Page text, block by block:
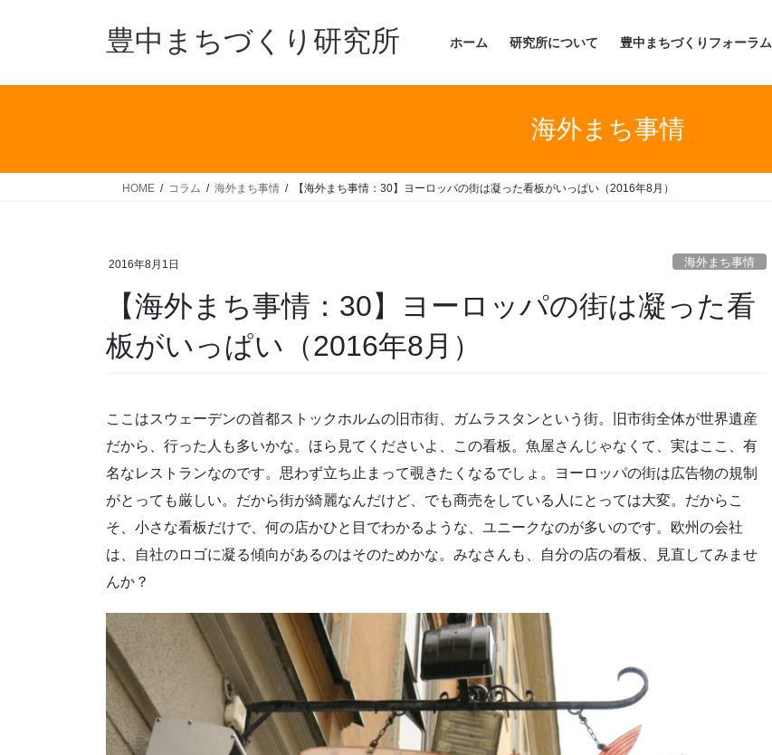
豊中まちづくり研究所 ホーム 研究所について 豊中まちづくりフォーラム
海外まち事情
HOME コラム 海外まち事情 【海外まち事情：30】ヨーロッパの街は凝った看板がいっぱい（2016年8月）
2016年8月1日 海外まち事情
【海外まち事情：30】ヨーロッパの街は凝った看
板がいっぱい（2016年8月）
ここはスウェーデンの首都ストックホルムの旧市街、ガムラスタンという街。旧市街全体が世界遺産
だから、行った人も多いかな。ほら見てくださいよ、この看板。魚屋さんじゃなくて、実はここ、有
名なレストランなのです。思わず立ち止まって覗きたくなるでしょ。ヨーロッパの街は広告物の規制
がとっても厳しい。だから街が綺麗なんだけど、でも商売をしている人にとっては大変。だからこ
そ、小さな看板だけで、何の店かひと目でわかるような、ユニークなのが多いのです。欧州の会社
は、自社のロゴに凝る傾向があるのはそのためかな。みなさんも、自分の店の看板、見直してみませ
んか？